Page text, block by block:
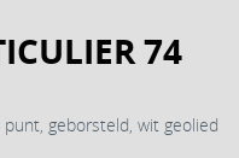
74
punt, geborsteld, wit geolied